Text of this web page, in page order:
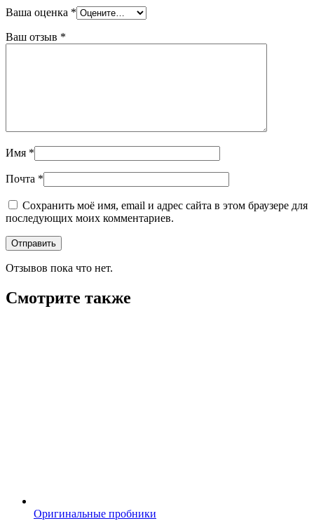
Ваша оценка *
Ваш отзыв *
Имя *
Почта *
Сохранить моё имя, email и адрес сайта в этом браузере для
последующих моих комментариев.
Отзывов пока что нет.
Смотрите также
Оригинальные пробники